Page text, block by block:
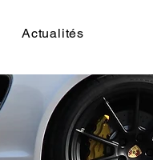
Actualités